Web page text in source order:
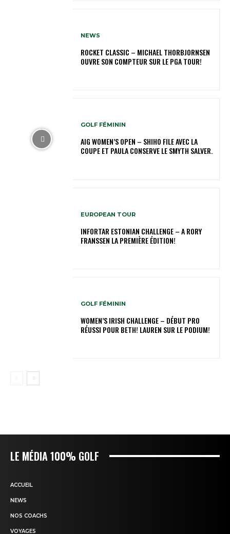
NEWS
ROCKET CLASSIC – MICHAEL THORBJORNSEN
OUVRE SON COMPTEUR SUR LE PGA TOUR!
GOLF FÉMININ
AIG WOMEN’S OPEN – SHIHO FILE AVEC LA
COUPE ET PAULA CONSERVE LE SMYTH SALVER.
EUROPEAN TOUR
INFORTAR ESTONIAN CHALLENGE – A RORY
FRANSSEN LA PREMIÈRE ÉDITION!
GOLF FÉMININ
WOMEN’S IRISH CHALLENGE – DÉBUT PRO
RÉUSSI POUR BETH! LAUREN SUR LE PODIUM!
LE MÉDIA 100% GOLF
ACCUEIL
NEWS
NOS COACHS
VOYAGES